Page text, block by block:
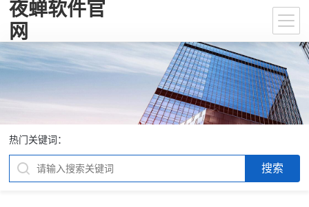
夜蝉软件官
网
热门关键词：